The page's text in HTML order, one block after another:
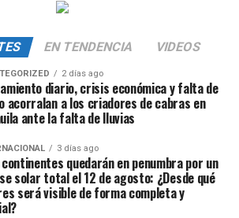
EN TENDENCIA VIDEOS
2 días ago
diario, crisis económica y falta de
acorralan a los criadores de cabras en
ante la falta de lluvias
3 días ago
quedarán en penumbra por un
solar total el 12 de agosto: ¿Desde qué
será visible de forma completa y